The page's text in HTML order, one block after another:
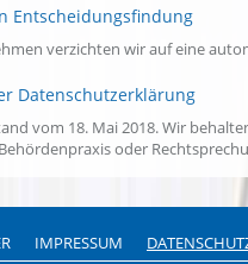
Entscheidungsfindung
verzichten wir auf eine
Datenschutzerklärung
vom 18. Mai 2018. Wir
oder
IMPRESSUM